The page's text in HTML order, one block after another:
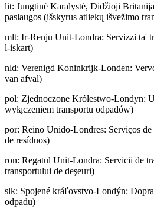
lit: Jungtinė Karalystė, Didžioji
paslaugos (išskyrus atliekų išvežimo
mlt: Ir-Renju Unit-Londra: Servizzi ta'
l-iskart)
nld: Verenigd Koninkrijk-Londen:
van afval)
pol: Zjednoczone Królestwo-Londyn:
wyłączeniem transportu odpadów)
por: Reino Unido-Londres: Serviços de
de resíduos)
ron: Regatul Unit-Londra: Servicii de
transportului de deşeuri)
slk: Spojené kráľovstvo-Londýn:
odpadu)